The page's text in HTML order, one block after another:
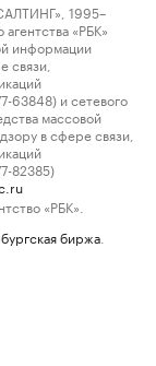
1995–
«РБК»
информации
связи,
63848) и сетевого
массовой
в сфере связи,
82385)
«РБК».
биржа